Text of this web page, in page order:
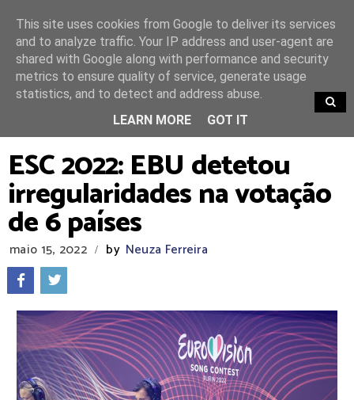
TRENDING
ESC 2022: EBU detetou
irregularidades na votação
de 6 países
maio 15, 2022 / by Neuza Ferreira
This site uses cookies from Google to deliver its services
and to analyze traffic. Your IP address and user-agent are
shared with Google along with performance and security
metrics to ensure quality of service, generate usage
statistics, and to detect and address abuse.
LEARN MORE
GOT IT